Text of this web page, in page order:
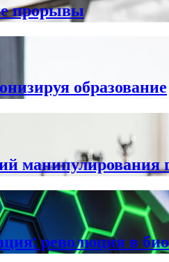
прорывы
образование
манипулирования
революция в